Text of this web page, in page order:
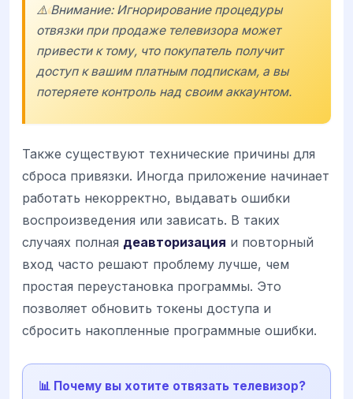
⚠️ Внимание: Игнорирование процедуры
отвязки при продаже телевизора может
привести к тому, что покупатель получит
доступ к вашим платным подпискам, а вы
потеряете контроль над своим аккаунтом.
Также существуют технические причины для
сброса привязки. Иногда приложение начинает
работать некорректно, выдавать ошибки
воспроизведения или зависать. В таких
случаях полная деавторизация и повторный
вход часто решают проблему лучше, чем
простая переустановка программы. Это
позволяет обновить токены доступа и
сбросить накопленные программные ошибки.
📊 Почему вы хотите отвязать телевизор?